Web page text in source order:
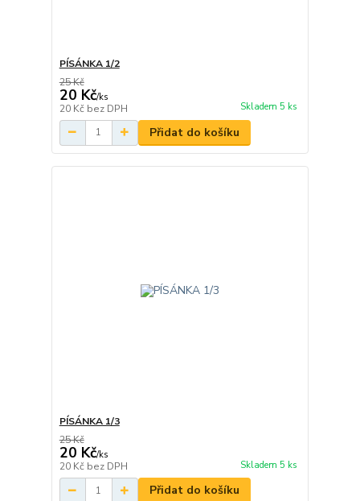
PÍSÁNKA 1/2
25 Kč
20 Kč/ks
20 Kč bez DPH Skladem 5 ks
Přidat do košíku
PÍSÁNKA 1/3
25 Kč
20 Kč/ks
20 Kč bez DPH Skladem 5 ks
Přidat do košíku